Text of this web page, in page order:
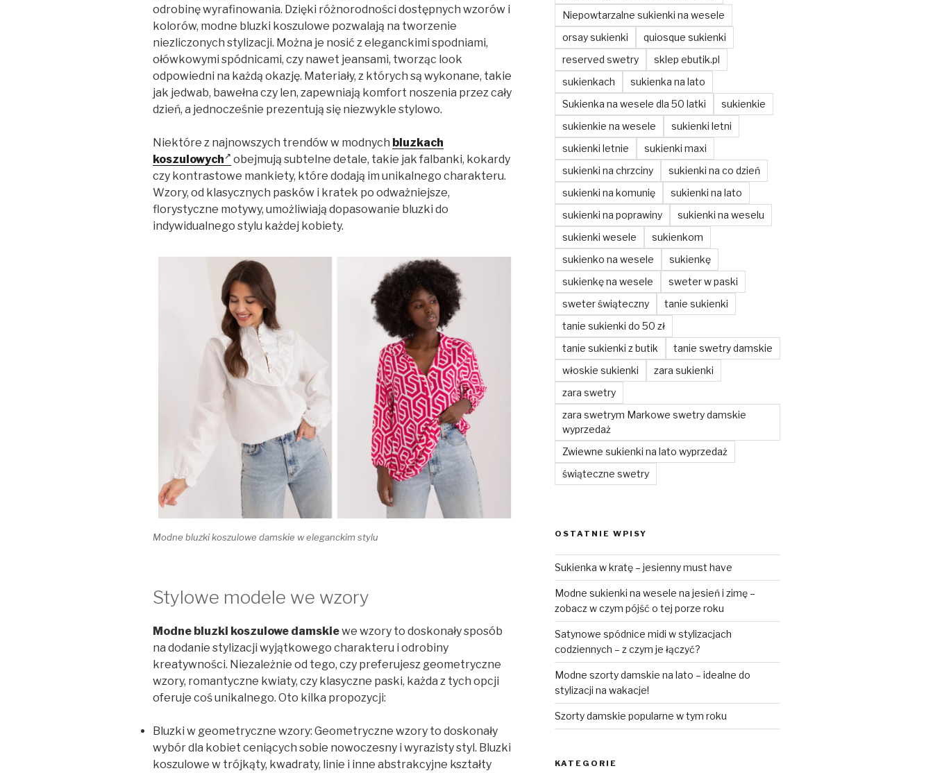
odrobinę wyrafinowania. Dzięki różnorodności dostępnych wzorów i
kolorów, modne bluzki koszulowe pozwalają na tworzenie
niezliczonych stylizacji. Można je nosić z eleganckimi spodniami,
ołówkowymi spódnicami, czy nawet jeansami, tworząc look
odpowiedni na każdą okazję. Materiały, z których są wykonane, takie
jak jedwab, bawełna czy len, zapewniają komfort noszenia przez cały
dzień, a jednocześnie prezentują się niezwykle stylowo.
Niektóre z najnowszych trendów w modnych bluzkach
koszulowych
obejmują subtelne detale, takie jak falbanki, kokardy
czy kontrastowe mankiety, które dodają im unikalnego charakteru.
Wzory, od klasycznych pasków i kratek po odważniejsze,
florystyczne motywy, umożliwiają dopasowanie bluzki do
indywidualnego stylu każdej kobiety.
Modne bluzki koszulowe damskie w eleganckim stylu
Stylowe modele we wzory
Modne bluzki koszulowe damskiewe wzory to doskonały sposób
na dodanie stylizacji wyjątkowego charakteru i odrobiny
kreatywności. Niezależnie od tego, czy preferujesz geometryczne
wzory, romantyczne kwiaty, czy klasyczne paski, każda z tych opcji
oferuje coś unikalnego. Oto kilka propozycji:
Bluzki w geometryczne wzory: Geometryczne wzory to doskonały
wybór dla kobiet ceniących sobie nowoczesny i wyrazisty styl. Bluzki
koszulowe w trójkąty, kwadraty, linie i inne abstrakcyjne kształty
Niepowtarzalne sukienki na wesele
orsay sukienki
quiosque sukienki
reserved swetry
sklep ebutik.pl
sukienkach
sukienka na lato
Sukienka na wesele dla 50 latki
sukienkie
sukienkie na wesele
sukienki letni
sukienki letnie
sukienki maxi
sukienki na chrzciny
sukienki na co dzień
sukienki na komunię
sukienki na lato
sukienki na poprawiny
sukienki na weselu
sukienki wesele
sukienkom
sukienko na wesele
sukienkę
sukienkę na wesele
sweter w paski
sweter świąteczny
tanie sukienki
tanie sukienki do 50 zł
tanie sukienki z butik
tanie swetry damskie
włoskie sukienki
zara sukienki
zara swetry
zara swetrym Markowe swetry damskie
wyprzedaż
Zwiewne sukienki na lato wyprzedaż
świąteczne swetry
OSTATNIE WPISY
Sukienka w kratę – jesienny must have
Modne sukienki na wesele na jesień i zimę –
zobacz w czym pójść o tej porze roku
Satynowe spódnice midi w stylizacjach
codziennych – z czym je łączyć?
Modne szorty damskie na lato – idealne do
stylizacji na wakacje!
Szorty damskie popularne w tym roku
KATEGORIE